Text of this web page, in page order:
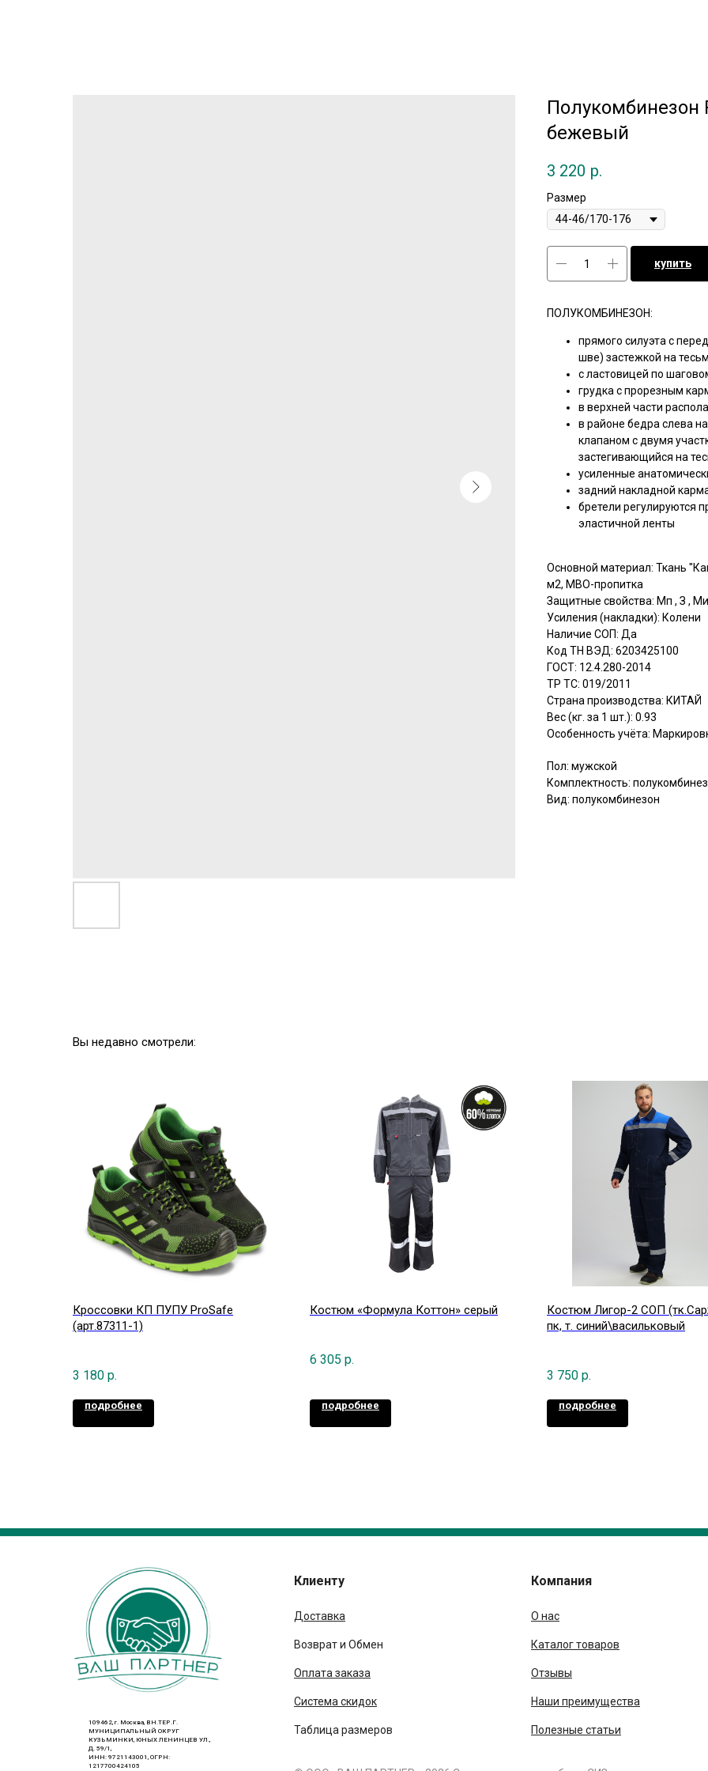
Полукомбинезон
бежевый
3 220 р.
Размер
купить
ПОЛУКОМБИНЕЗОН:
прямого силуэта с
шве) застежкой на
с ластовицей по
грудка с прорезным
в верхней части
в районе бедра слева
клапаном с двумя
застегивающийся на
усиленные
задний накладной
бретели регулируются
эластичной ленты
Основной материал: Ткань
м2, МВО-пропитка
Защитные свойства: Мп , З , Ми
Усиления (накладки): Колени
Наличие СОП: Да
Код ТН ВЭД: 6203425100
ГОСТ: 12.4.280-2014
ТР ТС: 019/2011
Страна производства: КИТАЙ
Вес (кг. за 1 шт.): 0.93
Особенность учёта:
Пол: мужской
Комплектность:
Вид: полукомбинезон
Вы недавно смотрели:
Кроссовки КП ПУПУ ProSafe
(арт.87311-1)
3 180 р.
подробнее
Костюм «Формула Коттон» серый
6 305 р.
подробнее
Костюм Лигор-2 СОП
пк, т. синий\васильковый
3 750 р.
подробнее
Доставка
Возврат и Обмен
Система скидок
Таблица размеров
Оплата заказа
Клиенту
О нас
Каталог товаров
Наши преимущества
Полезные статьи
Отзывы
Компания
109462, г. Москва, ВН.ТЕР.Г.
МУНИЦИПАЛЬНЫЙ ОКРУГ
КУЗЬМИНКИ, ЮНЫХ ЛЕНИНЦЕВ УЛ.,
Д. 59/1,
ИНН: 9721143001, ОГРН:
1217700424105